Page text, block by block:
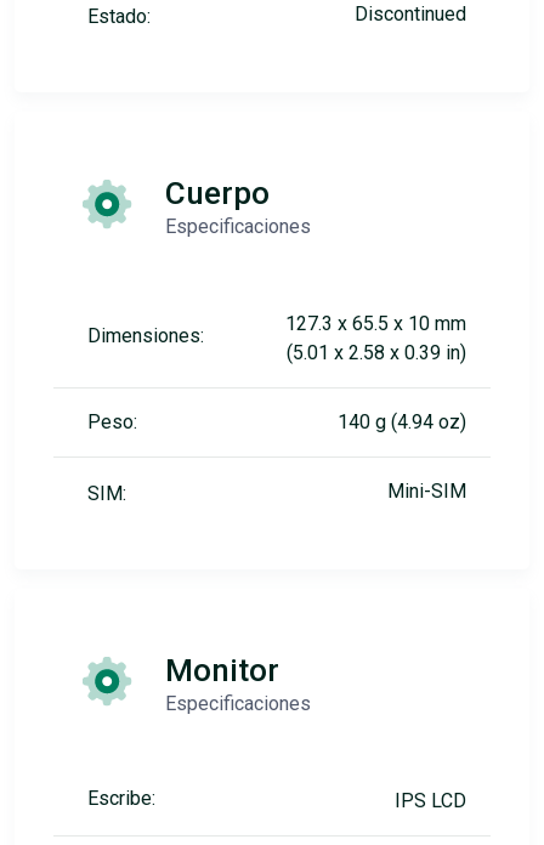
Estado: Discontinued
Cuerpo
Especificaciones
Dimensiones:
127.3 x 65.5 x 10 mm
(5.01 x 2.58 x 0.39 in)
Peso: 140 g (4.94 oz)
SIM: Mini-SIM
Monitor
Especificaciones
Escribe: IPS LCD